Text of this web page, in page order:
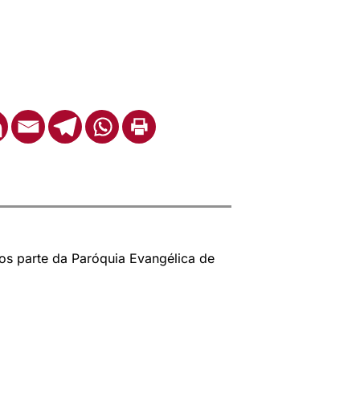
parte da Paróquia Evangélica de